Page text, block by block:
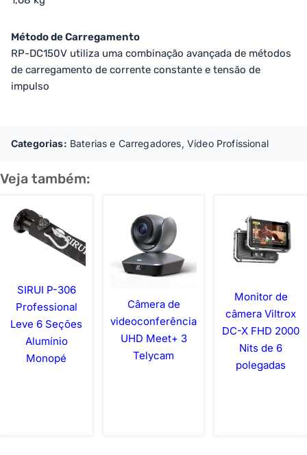
Método de Carregamento
RP-DC150V utiliza uma combinação avançada de métodos
de carregamento de corrente constante e tensão de
impulso
Categorias: Baterias e Carregadores, Vídeo Profissional
Veja também:
SIRUI P-306
Professional
Leve 6 Seções
Alumínio
Monopé
Câmera de
videoconferência
UHD Meet+ 3
Telycam
Monitor de
câmera Viltrox
DC-X FHD 2000
Nits de 6
polegadas